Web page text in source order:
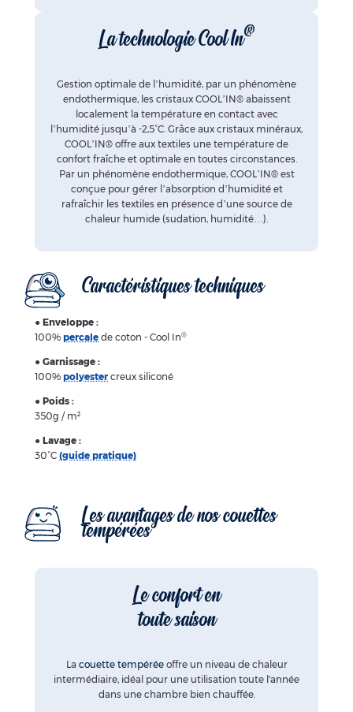
La technologie Cool In®
Gestion optimale de l’humidité, par un phénomène
endothermique, les cristaux COOL’IN® abaissent
localement la température en contact avec
l’humidité jusqu’à -2,5°C. Grâce aux cristaux minéraux,
COOL’IN® offre aux textiles une température de
confort fraîche et optimale en toutes circonstances.
Par un phénomène endothermique, COOL’IN® est
conçue pour gérer l’absorption d’humidité et
rafraîchir les textiles en présence d’une source de
chaleur humide (sudation, humidité…).
Caractéristiques techniques
● Enveloppe :
100% percale de coton - Cool In®
● Garnissage :
100% polyester creux siliconé
● Poids :
350g / m²
● Lavage :
30°C (guide pratique)
Les avantages denos couettes
tempérées
Le confort en
toute saison
La couette tempéréeoffre un niveau de chaleur
intermédiaire, idéal pour une utilisation toute l'année
dans une chambre bien chauffée.